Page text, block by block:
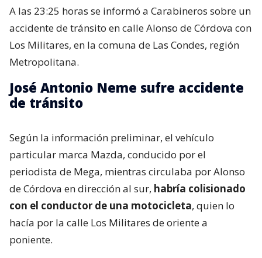
A las 23:25 horas se informó a Carabineros sobre un
accidente de tránsito en calle Alonso de Córdova con
Los Militares, en la comuna de Las Condes, región
Metropolitana.
José Antonio Neme sufre accidente
de tránsito
Según la información preliminar, el vehículo
particular marca Mazda, conducido por el
periodista de Mega, mientras circulaba por Alonso
de Córdova en dirección al sur, habría colisionado
con el conductor de una motocicleta, quien lo
hacía por la calle Los Militares de oriente a
poniente.